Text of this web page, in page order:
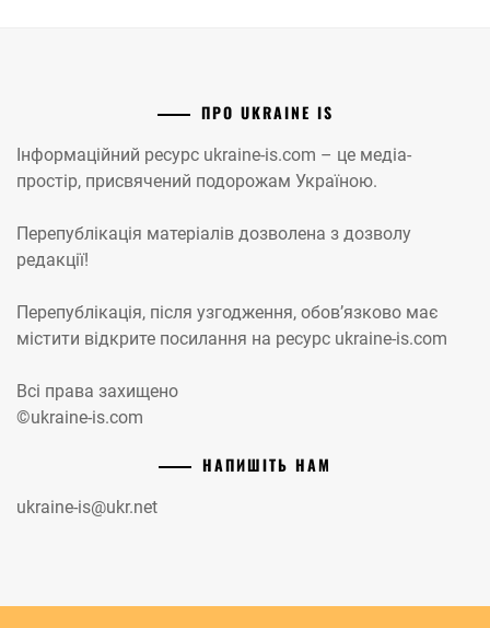
ПРО UKRAINE IS
Інформаційний ресурс ukraine-is.com – це медіа-
простір, присвячений подорожам Україною.
Перепублікація матеріалів дозволена з дозволу
редакції!
Перепублікація, після узгодження, обов’язково має
містити відкрите посилання на ресурс ukraine-is.com
Всі права захищено
©ukraine-is.com
НАПИШІТЬ НАМ
ukraine-is@ukr.net